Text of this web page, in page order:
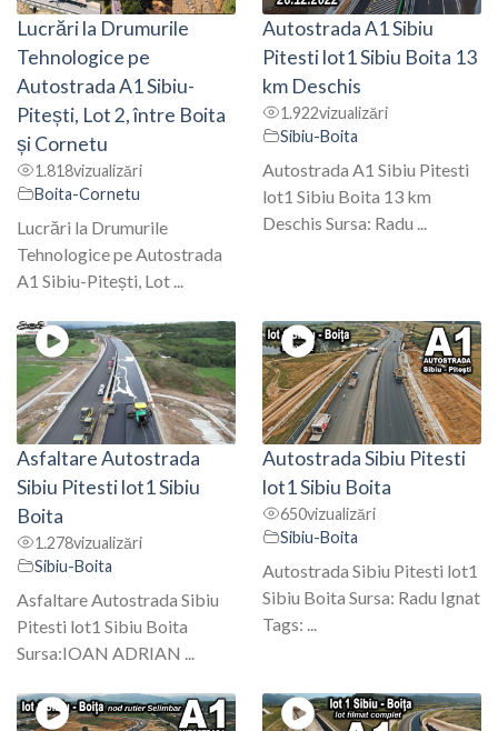
Lucrări la Drumurile
Tehnologice pe
Autostrada A1 Sibiu-
Pitești, Lot 2, între Boita
și Cornetu
1.818vizualizări
Boita-Cornetu
Lucrări la Drumurile
Tehnologice pe Autostrada
A1 Sibiu-Pitești, Lot ...
Autostrada A1 Sibiu
Pitesti lot1 Sibiu Boita 13
km Deschis
1.922vizualizări
Sibiu-Boita
Autostrada A1 Sibiu Pitesti
lot1 Sibiu Boita 13 km
Deschis Sursa: Radu ...
Asfaltare Autostrada
Sibiu Pitesti lot1 Sibiu
Boita
1.278vizualizări
Sibiu-Boita
Asfaltare Autostrada Sibiu
Pitesti lot1 Sibiu Boita
Sursa:IOAN ADRIAN ...
Autostrada Sibiu Pitesti
lot1 Sibiu Boita
650vizualizări
Sibiu-Boita
Autostrada Sibiu Pitesti lot1
Sibiu Boita Sursa: Radu Ignat
Tags: ...